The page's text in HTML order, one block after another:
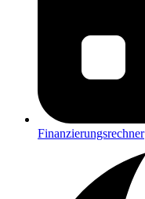
Finanzierungsrechner